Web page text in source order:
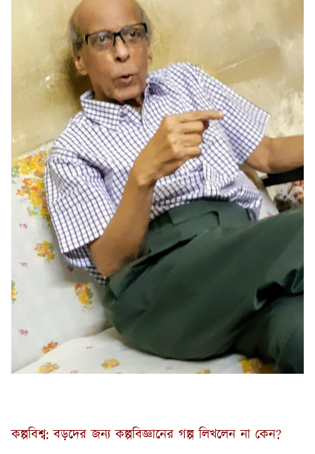
কল্পবিশ্ব: বড়দের জন্য কল্পবিজ্ঞানের গল্প লিখলেন না কেন?